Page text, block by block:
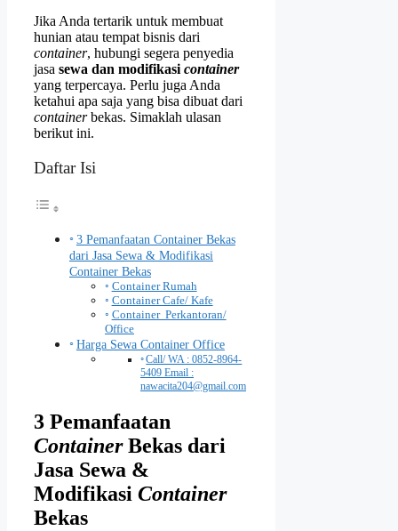
Jika Anda tertarik untuk membuat
hunian atau tempat bisnis dari
container, hubungi segera penyedia
jasa sewa dan modifikasi container
yang terpercaya. Perlu juga Anda
ketahui apa saja yang bisa dibuat dari
containerbekas. Simaklah ulasan
berikut ini.
Daftar Isi
3 Pemanfaatan Container Bekas
dari Jasa Sewa & Modifikasi
Container Bekas
Container Rumah
Container Cafe/ Kafe
Container Perkantoran/
Office
Harga Sewa Container Office
Call/ WA : 0852-8964-
5409 Email :
nawacita204@gmail.com
3 Pemanfaatan
ContainerBekas dari
Jasa Sewa &
Modifikasi Container
Bekas